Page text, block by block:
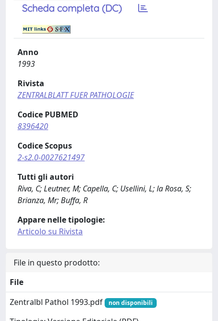
Scheda completa (DC)
Anno
1993
Rivista
ZENTRALBLATT FUER PATHOLOGIE
Codice PUBMED
8396420
Codice Scopus
2-s2.0-0027621497
Tutti gli autori
Riva, C; Leutner, M; Capella, C; Usellini, L; la Rosa, S;
Brianza, Mr; Buffa, R
Appare nelle tipologie:
Articolo su Rivista
File in questo prodotto:
File
Zentralbl Pathol 1993.pdf
non disponibili